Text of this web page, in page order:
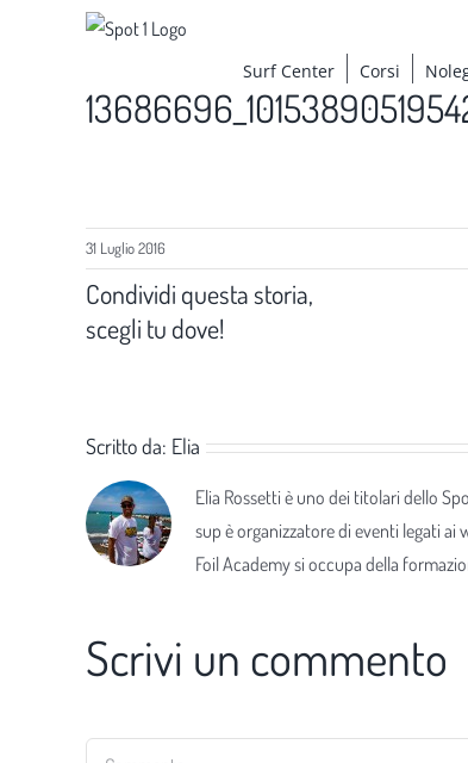
Surf Center Corsi
31 Luglio 2016
Condividi questa storia,
scegli tu dove!
Scritto da: Elia
Elia Rossetti è uno dei titolari dello
sup è organizzatore di eventi legati ai
Foil Academy si occupa della
Scrivi un commento
Commento